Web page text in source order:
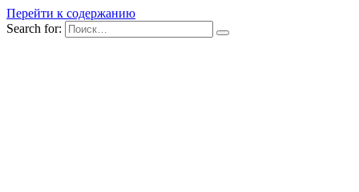
Перейти к содержанию
Search for: